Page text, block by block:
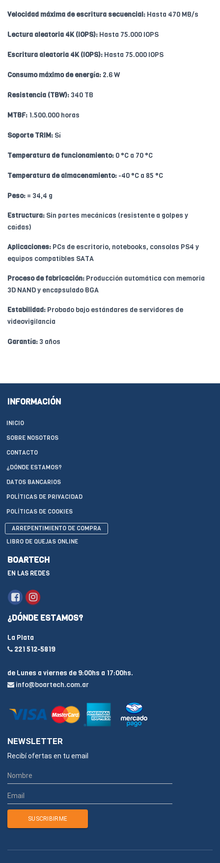
Velocidad máxima de escritura secuencial: Hasta 470 MB/s
Lectura aleatoria 4K (IOPS): Hasta 75.000 IOPS
Escritura aleatoria 4K (IOPS): Hasta 75.000 IOPS
Consumo máximo de energía: 2.6 W
Resistencia (TBW): 340 TB
MTBF: 1.500.000 horas
Soporte TRIM: Sí
Temperatura de funcionamiento: 0 °C a 70 °C
Temperatura de almacenamiento: -40 °C a 85 °C
Peso: = 34,4 g
Estructura: Sin partes mecánicas (resistente a golpes y
caídas)
Aplicaciones: PCs de escritorio, notebooks, consolas PS4 y
equipos compatibles SATA
Proceso de fabricación: Producción automática con memoria
3D NAND y encapsulado BGA
Estabilidad: Probado bajo estándares de servidores de
videovigilancia
Garantía: 3 años
INFORMACIÓN
INICIO
SOBRE NOSOTROS
CONTACTO
¿DÓNDE ESTAMOS?
DATOS BANCARIOS
POLÍTICAS DE PRIVACIDAD
POLÍTICAS DE COOKIES
ARREPENTIMIENTO DE COMPRA
LIBRO DE QUEJAS ONLINE
BOARTECH
EN LAS REDES
¿DÓNDE ESTAMOS?
La Plata
221 512-5819
de Lunes a viernes de 9:00hs a 17:00hs.
info@boartech.com.ar
NEWSLETTER
Recibí ofertas en tu email